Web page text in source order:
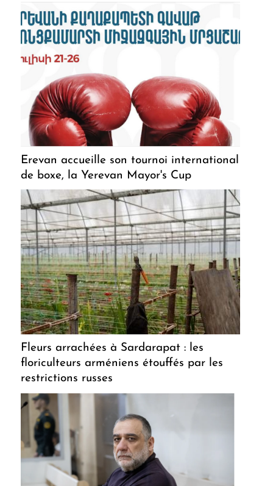
Erevan accueille son tournoi international
de boxe, la Yerevan Mayor's Cup
Fleurs arrachées à Sardarapat : les
floriculteurs arméniens étouffés par les
restrictions russes